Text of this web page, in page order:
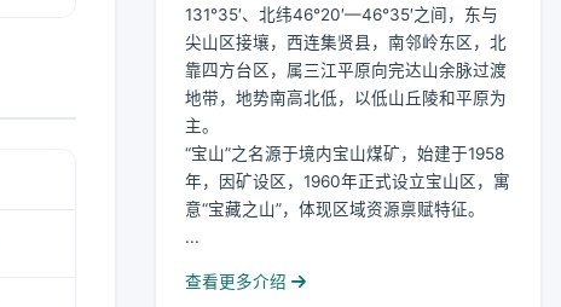
131°35′、北纬46°20′—46°35′之间，东与
尖山区接壤，西连集贤县，南邻岭东区，北
靠四方台区，属三江平原向完达山余脉过渡
地带，地势南高北低，以低山丘陵和平原为
主。
“宝山”之名源于境内宝山煤矿，始建于1958
年，因矿设区，1960年正式设立宝山区，寓
意“宝藏之山”，体现区域资源禀赋特征。
...
查看更多介绍